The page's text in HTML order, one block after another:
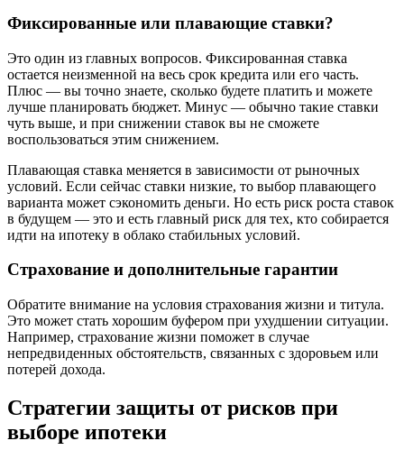
Фиксированные или плавающие ставки?
Это один из главных вопросов. Фиксированная ставка
остается неизменной на весь срок кредита или его часть.
Плюс — вы точно знаете, сколько будете платить и можете
лучше планировать бюджет. Минус — обычно такие ставки
чуть выше, и при снижении ставок вы не сможете
воспользоваться этим снижением.
Плавающая ставка меняется в зависимости от рыночных
условий. Если сейчас ставки низкие, то выбор плавающего
варианта может сэкономить деньги. Но есть риск роста ставок
в будущем — это и есть главный риск для тех, кто собирается
идти на ипотеку в облако стабильных условий.
Страхование и дополнительные гарантии
Обратите внимание на условия страхования жизни и титула.
Это может стать хорошим буфером при ухудшении ситуации.
Например, страхование жизни поможет в случае
непредвиденных обстоятельств, связанных с здоровьем или
потерей дохода.
Стратегии защиты от рисков при
выборе ипотеки